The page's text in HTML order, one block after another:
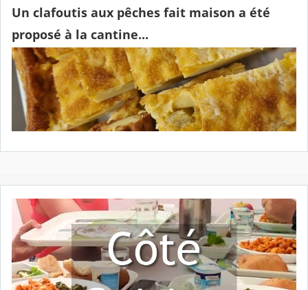
Un clafoutis aux pêches fait maison a été
proposé à la cantine...